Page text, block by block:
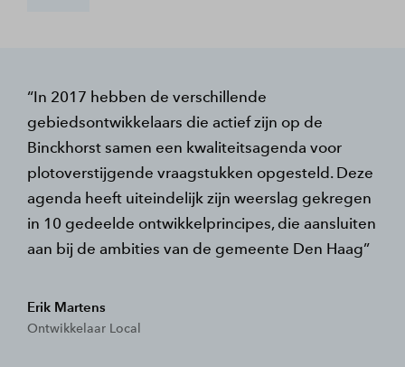
In 2017 hebben de verschillende
gebiedsontwikkelaars die actief zijn op de
Binckhorst samen een kwaliteitsagenda voor
plotoverstijgende vraagstukken opgesteld. Deze
agenda heeft uiteindelijk zijn weerslag gekregen
in 10 gedeelde ontwikkelprincipes, die aansluiten
aan bij de ambities van de gemeente Den Haag
Erik Martens
Ontwikkelaar Local